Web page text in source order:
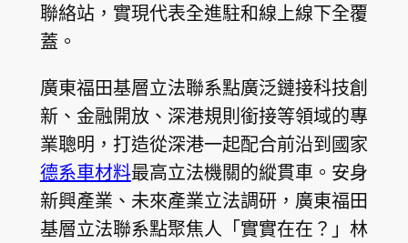
聯絡站，實現代表全進駐和線上線下全覆
蓋。
廣東福田基層立法聯系點廣泛鏈接科技創
新、金融開放、深港規則銜接等領域的專
業聰明，打造從深港一起配合前沿到國家
德系車材料最高立法機關的縱貫車。安身
新興產業、未來產業立法調研，廣東福田
基層立法聯系點聚焦人「實實在在？」林